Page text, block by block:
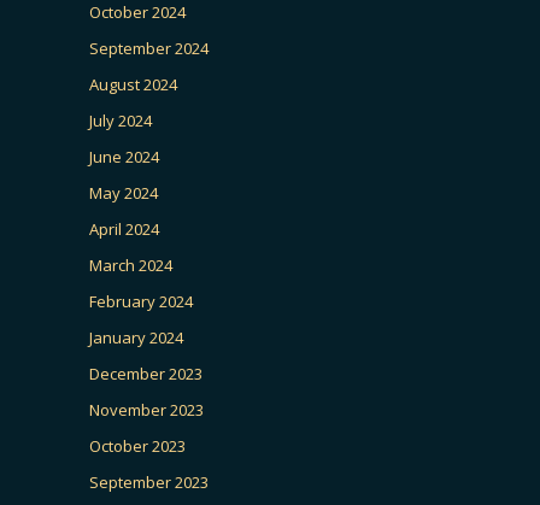
October 2024
September 2024
August 2024
July 2024
June 2024
May 2024
April 2024
March 2024
February 2024
January 2024
December 2023
November 2023
October 2023
September 2023